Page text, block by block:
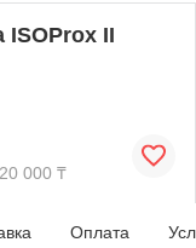
ISOProx II
000 ₸
Оплата